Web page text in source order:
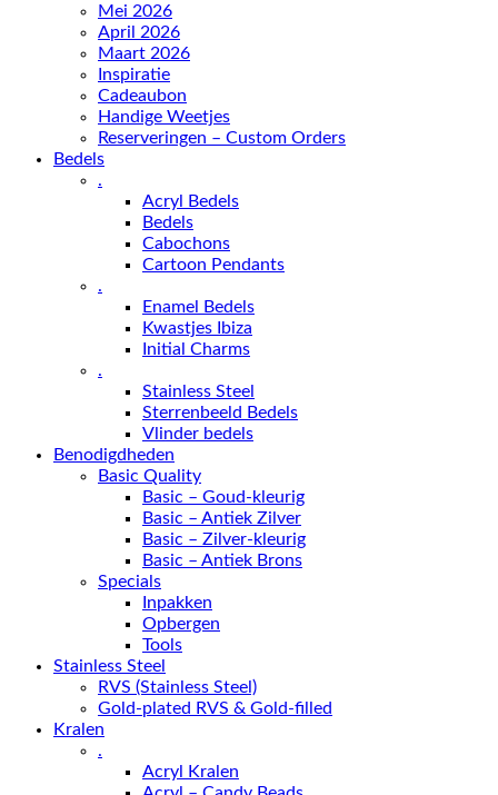
Mei 2026
April 2026
Maart 2026
Inspiratie
Cadeaubon
Handige Weetjes
Reserveringen – Custom Orders
Bedels
.
Acryl Bedels
Bedels
Cabochons
Cartoon Pendants
.
Enamel Bedels
Kwastjes Ibiza
Initial Charms
.
Stainless Steel
Sterrenbeeld Bedels
Vlinder bedels
Benodigdheden
Basic Quality
Basic – Goud-kleurig
Basic – Antiek Zilver
Basic – Zilver-kleurig
Basic – Antiek Brons
Specials
Inpakken
Opbergen
Tools
Stainless Steel
RVS (Stainless Steel)
Gold-plated RVS & Gold-filled
Kralen
.
Acryl Kralen